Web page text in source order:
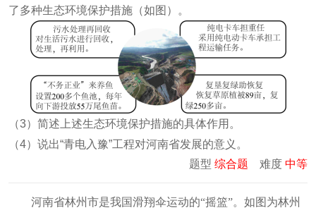
了多种生态环境保护措施（如图）。
（3）简述上述生态环境保护措施的具体作用。
（4）说出“青电入豫”工程对河南省发展的意义。
题型 综合题 难度 中等
河南省林州市是我国滑翔伞运动的“摇篮”。如图为林州